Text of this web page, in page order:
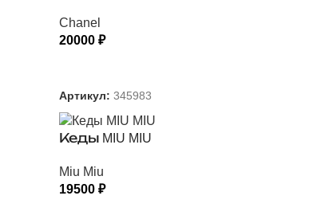
Chanel
20000 ₽
Артикул: 345983
Кеды MIU MIU
Miu Miu
19500 ₽